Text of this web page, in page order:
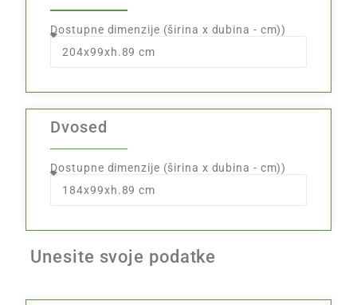
Dostupne dimenzije (širina x dubina - cm))
Dvosed
Dostupne dimenzije (širina x dubina - cm))
Unesite svoje podatke